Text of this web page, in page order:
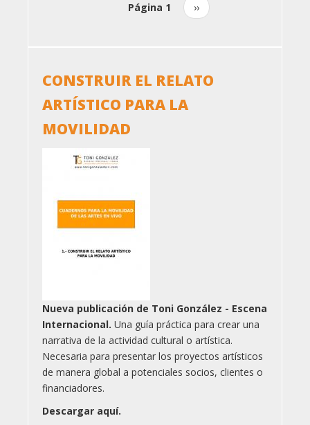
Página 1
Siguiente
página
››
CONSTRUIR EL RELATO
ARTÍSTICO PARA LA
MOVILIDAD
Nueva publicación de Toni González - Escena
Internacional. Una guía práctica para crear una
narrativa de la actividad cultural o artística.
Necesaria para presentar los proyectos artísticos
de manera global a potenciales socios, clientes o
financiadores.
Descargar aquí.